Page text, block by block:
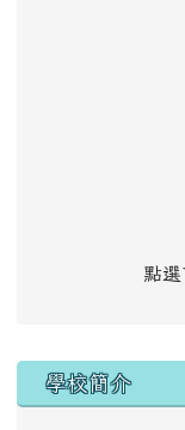
點選
學校簡介